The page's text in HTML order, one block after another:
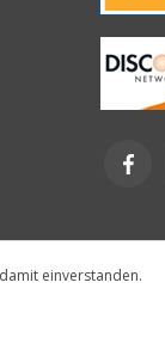
einverstanden.